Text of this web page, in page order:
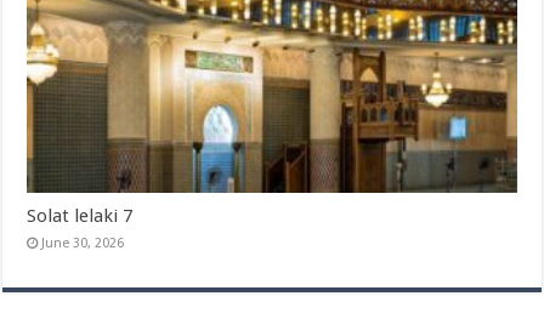
Solat lelaki 7
June 30, 2026